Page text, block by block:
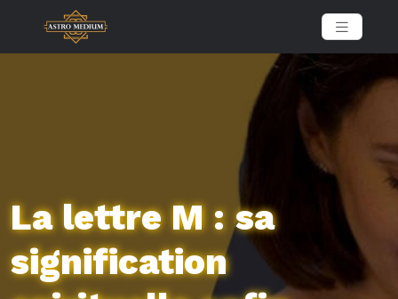
La lettre M : sa
signification